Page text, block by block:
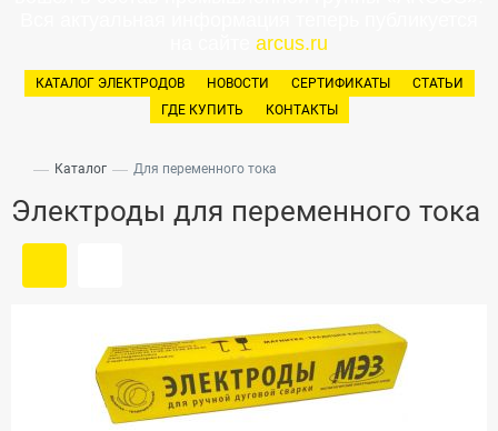
arcus.ru
КАТАЛОГ ЭЛЕКТРОДОВ НОВОСТИ СЕРТИФИКАТЫ
СТАТЬИ
ГДЕ КУПИТЬ
КОНТАКТЫ
— Каталог — Для переменного тока
Электроды для переменного тока